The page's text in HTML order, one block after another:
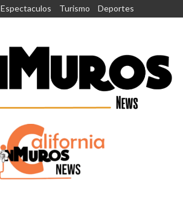
Espectaculos Turismo Deportes